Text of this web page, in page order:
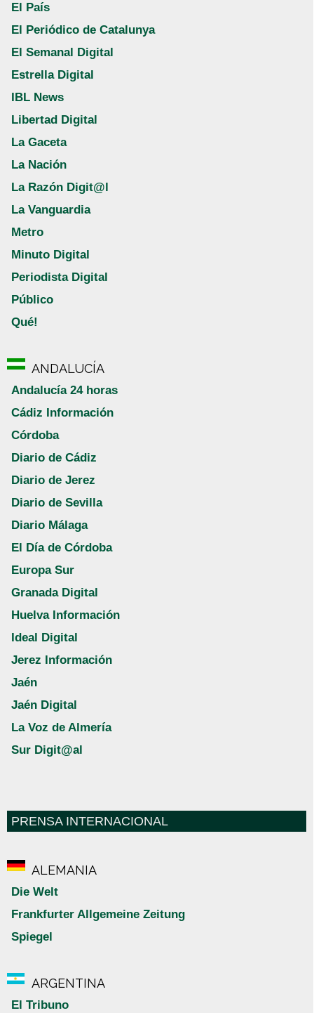
El País
El Periódico de Catalunya
El Semanal Digital
Estrella Digital
IBL News
Libertad Digital
La Gaceta
La Nación
La Razón Digit@l
La Vanguardia
Metro
Minuto Digital
Periodista Digital
Público
Qué!
ANDALUCÍA
Andalucía 24 horas
Cádiz Información
Córdoba
Diario de Cádiz
Diario de Jerez
Diario de Sevilla
Diario Málaga
El Día de Córdoba
Europa Sur
Granada Digital
Huelva Información
Ideal Digital
Jerez Información
Jaén
Jaén Digital
La Voz de Almería
Sur Digit@al
PRENSA INTERNACIONAL
ALEMANIA
Die Welt
Frankfurter Allgemeine Zeitung
Spiegel
ARGENTINA
El Tribuno